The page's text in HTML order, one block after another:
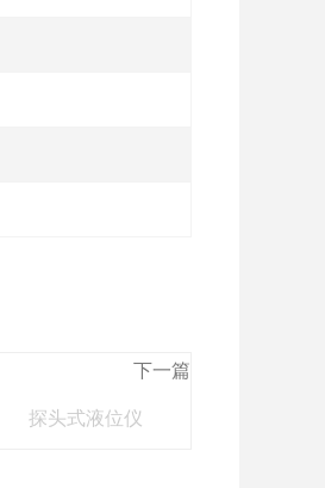
下一篇
探头式液位仪